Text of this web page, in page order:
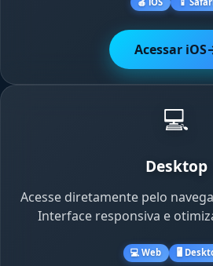
Acessar iOS
💻
Desktop
Acesse diretamente pelo
Interface responsiva e
💻 Web 🖥️